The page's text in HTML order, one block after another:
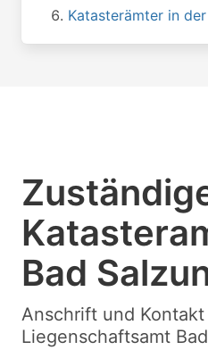
Katasterämter in
Bad
Anschrift und
Liegenschaftsamt